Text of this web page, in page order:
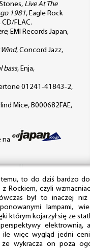
Live At The
1981, Eagle Rock
FLAC.
, EMI Records Japan,
, Concord Jazz,
bass, Enja,
01241-41843-2,
Mice, B000682FAE,
na
to do dziś bardzo
Rockiem, czyli
był to inaczej niż
lampami,
którym kojarzył się ze
elektrownią,
ile więc wygląd jedni
wykracza on poza